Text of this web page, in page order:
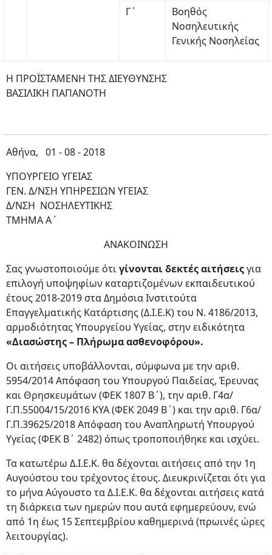
Γ΄
Βοηθός
Νοσηλευτικής
Γενικής Νοσηλείας
Η ΠΡΟΪΣΤΑΜΕΝΗ ΤΗΣ ΔΙΕΥΘΥΝΣΗΣ
ΒΑΣΙΛΙΚΗ ΠΑΠΑΝΟΤΗ
Αθήνα, 01 - 08 - 2018
ΥΠΟΥΡΓΕΙΟ ΥΓΕΙΑΣ
ΓΕΝ. Δ/ΝΣΗ ΥΠΗΡΕΣΙΩΝ ΥΓΕΙΑΣ
Δ/ΝΣΗ ΝΟΣΗΛΕΥΤΙΚΗΣ
ΤΜΗΜΑ Α΄
ΑΝΑΚΟΙΝΩΣΗ
Σας γνωστοποιούμε ότιγίνονται δεκτές αιτήσειςγια
επιλογή υποψηφίων καταρτιζομένων εκπαιδευτικού
έτους 2018-2019 στα Δημόσια Ινστιτούτα
Επαγγελματικής Κατάρτισης (Δ.Ι.Ε.Κ) του Ν. 4186/2013,
αρμοδιότητας Υπουργείου Υγείας, στην ειδικότητα
«Διασώστης – Πλήρωμα ασθενοφόρου».
Οι αιτήσεις υποβάλλονται, σύμφωνα με την αριθ.
5954/2014 Απόφαση του Υπουργού Παιδείας, Έρευνας
και Θρησκευμάτων (ΦΕΚ 1807 Β΄), την αριθ. Γ4α/
Γ.Π.55004/15/2016 ΚΥΑ (ΦΕΚ 2049 Β΄) και την αριθ. Γ6α/
Γ.Π.39625/2018 Απόφαση του Αναπληρωτή Υπουργού
Υγείας (ΦΕΚ B΄ 2482) όπως τροποποιήθηκε και ισχύει.
Τα κατωτέρω Δ.Ι.Ε.Κ. θα δέχονται αιτήσεις από την 1η
Αυγούστου του τρέχοντος έτους. Διευκρινίζεται ότι για
το μήνα Αύγουστο τα Δ.Ι.Ε.Κ. θα δέχονται αιτήσεις κατά
τη διάρκεια των ημερών που αυτά εφημερεύουν, ενώ
από 1η έως 15 Σεπτεμβρίου καθημερινά (πρωινές ώρες
λειτουργίας).